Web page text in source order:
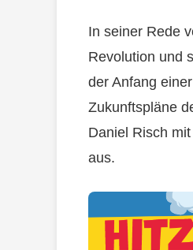
In seiner Rede
Revolution und
der Anfang
Zukunftspläne
Daniel Risch
aus.